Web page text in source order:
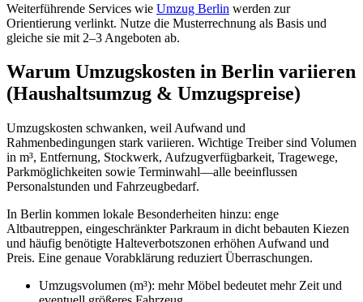
Weiterführende Services wie Umzug Berlin werden zur
Orientierung verlinkt. Nutze die Musterrechnung als Basis und
gleiche sie mit 2–3 Angeboten ab.
Warum Umzugskosten in Berlin variieren
(Haushaltsumzug & Umzugspreise)
Umzugskosten schwanken, weil Aufwand und
Rahmenbedingungen stark variieren. Wichtige Treiber sind Volumen
in m³, Entfernung, Stockwerk, Aufzugverfügbarkeit, Tragewege,
Parkmöglichkeiten sowie Terminwahl—alle beeinflussen
Personalstunden und Fahrzeugbedarf.
In Berlin kommen lokale Besonderheiten hinzu: enge
Altbautreppen, eingeschränkter Parkraum in dicht bebauten Kiezen
und häufig benötigte Halteverbotszonen erhöhen Aufwand und
Preis. Eine genaue Vorabklärung reduziert Überraschungen.
Umzugsvolumen (m³): mehr Möbel bedeutet mehr Zeit und